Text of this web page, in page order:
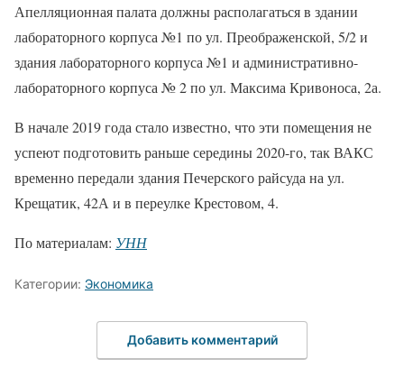
Апелляционная палата должны располагаться в здании
лабораторного корпуса №1 по ул. Преображенской, 5/2 и
здания лабораторного корпуса №1 и административно-
лабораторного корпуса № 2 по ул. Максима Кривоноса, 2а.
В начале 2019 года стало известно, что эти помещения не
успеют подготовить раньше середины 2020-го, так ВАКС
временно передали здания Печерского райсуда на ул.
Крещатик, 42А и в переулке Крестовом, 4.
По материалам: УНН
Категории: Экономика
Добавить комментарий